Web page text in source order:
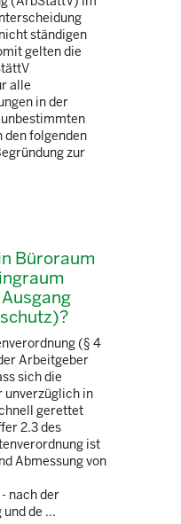
ständigen
gelten die
alle
in der
den folgenden
zur
Büroraum
(§ 4
Arbeitgeber
sich die
unverzüglich in
gerettet
2.3 des
ist
Abmessung von
nach der
de ...